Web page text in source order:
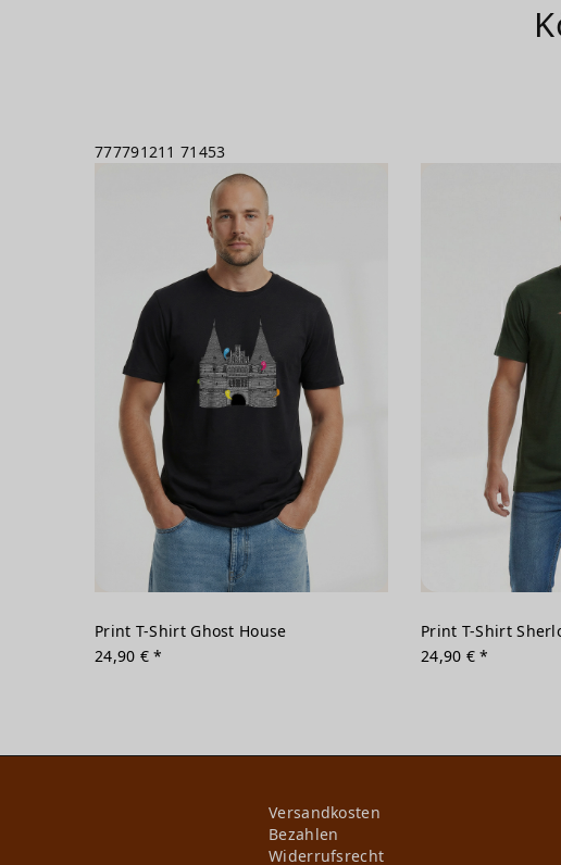
777791211 71453
Print T-Shirt Ghost House
24,90 € *
Print T-Shirt
24,90 € *
Versandkosten
Bezahlen
Widerrufs­recht